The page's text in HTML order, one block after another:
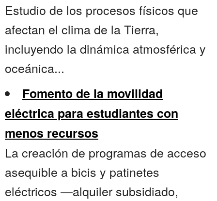
Estudio de los procesos físicos que
afectan el clima de la Tierra,
incluyendo la dinámica atmosférica y
oceánica...
Fomento de la movilidad
eléctrica para estudiantes con
menos recursos
La creación de programas de acceso
asequible a bicis y patinetes
eléctricos —alquiler subsidiado,